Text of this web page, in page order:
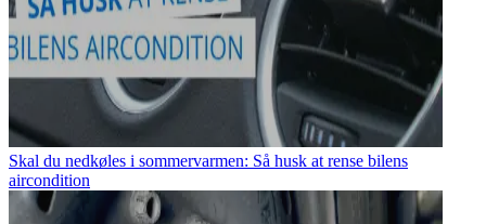
Skal du nedkøles i sommervarmen: Så husk at rense bilens
aircondition